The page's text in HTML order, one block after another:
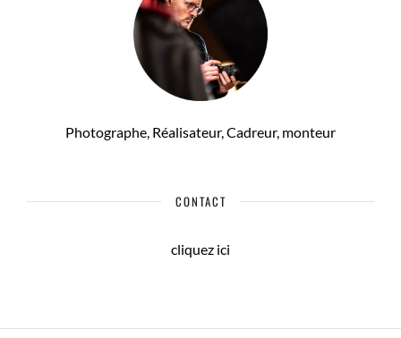
Photographe, Réalisateur, Cadreur, monteur
CONTACT
cliquez ici